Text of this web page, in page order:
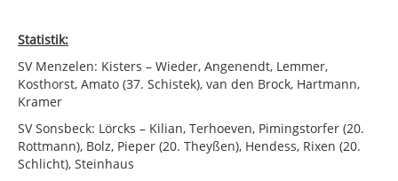
Statistik:
SV Menzelen: Kisters – Wieder, Angenendt, Lemmer,
Kosthorst, Amato (37. Schistek), van den Brock, Hartmann,
Kramer
SV Sonsbeck: Lörcks – Kilian, Terhoeven, Pimingstorfer (20.
Rottmann), Bolz, Pieper (20. Theyßen), Hendess, Rixen (20.
Schlicht), Steinhaus